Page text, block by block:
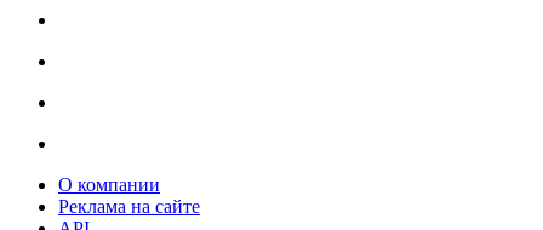
О компании
Реклама на сайте